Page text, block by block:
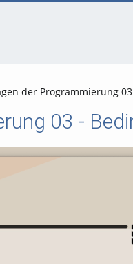
der Programmierung
03 -